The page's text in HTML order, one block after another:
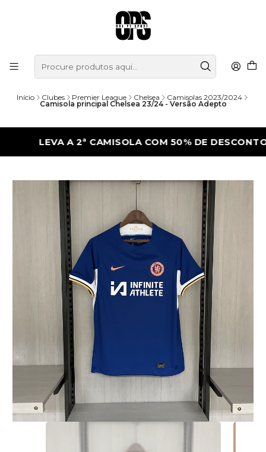
Início Clubes Premier League Chelsea Camisolas 2023/2024
Camisola principal Chelsea 23/24 - Versão Adepto
LEVA A 2ª CAMISOLA COM 50% DE DESCONTO